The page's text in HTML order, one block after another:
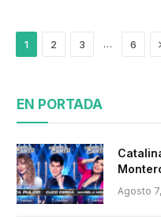
1 2 3 … 6
EN PORTADA
Agosto